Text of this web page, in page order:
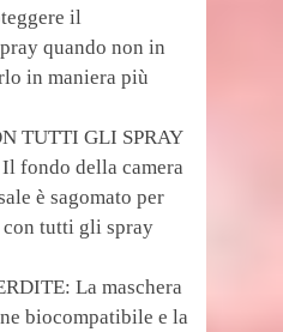
il
quando non in
in maniera più
TUTTI GLI SPRAY
fondo della camera
è sagomato per
con tutti gli spray
La maschera
biocompatibile e la